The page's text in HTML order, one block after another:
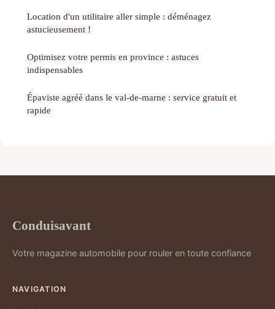
Location d'un utilitaire aller simple : déménagez
astucieusement !
Optimisez votre permis en province : astuces
indispensables
Épaviste agréé dans le val-de-marne : service gratuit et
rapide
Conduisavant
Votre magazine automobile pour rouler en toute confiance
NAVIGATION